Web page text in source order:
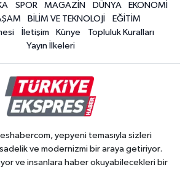
SPOR MAGAZİN DÜNYA
EKONOMİ
BİLİM VE TEKNOLOJİ
EĞİTİM
İletişim Künye
Topluluk Kuralları
Yayın İlkeleri
yepyeni temasıyla sizleri
ve modernizmi bir araya getiriyor.
ve insanlara haber okuyabilecekleri bir